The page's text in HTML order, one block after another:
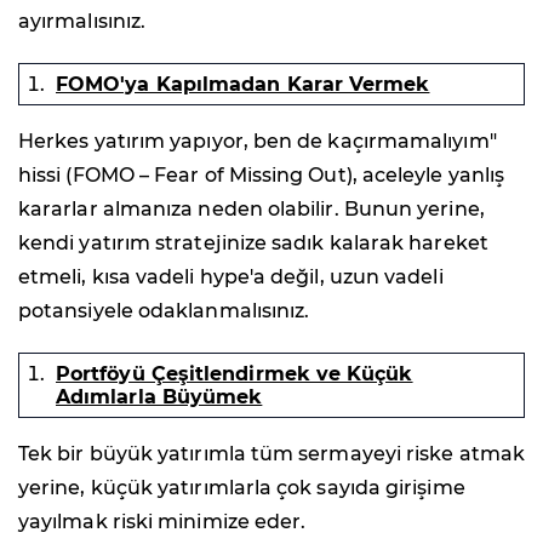
ayırmalısınız.
FOMO'ya Kapılmadan Karar Vermek
Herkes yatırım yapıyor, ben de kaçırmamalıyım"
hissi (FOMO – Fear of Missing Out), aceleyle yanlış
kararlar almanıza neden olabilir. Bunun yerine,
kendi yatırım stratejinize sadık kalarak hareket
etmeli, kısa vadeli hype'a değil, uzun vadeli
potansiyele odaklanmalısınız.
Portföyü Çeşitlendirmek ve Küçük
Adımlarla Büyümek
Tek bir büyük yatırımla tüm sermayeyi riske atmak
yerine, küçük yatırımlarla çok sayıda girişime
yayılmak riski minimize eder.